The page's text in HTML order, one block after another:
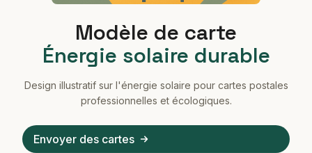
Modèle de carte
Énergie solaire durable
Design illustratif sur l'énergie solaire pour cartes postales
professionnelles et écologiques.
Envoyer des cartes